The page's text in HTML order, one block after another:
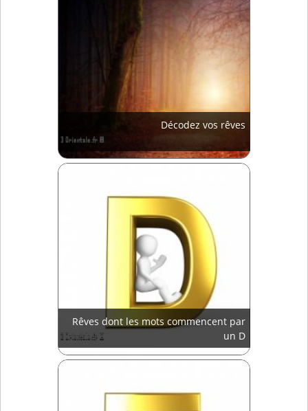
Décodez vos rêves
Rêves dont les mots commencent par
un D